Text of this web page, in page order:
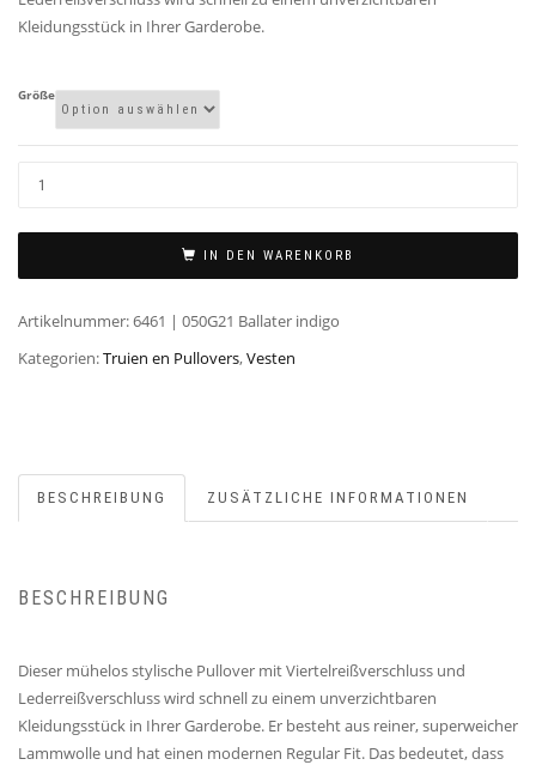
Kleidungsstück in Ihrer Garderobe.
Größe
IN DEN WARENKORB
Artikelnummer:6461 | 050G21 Ballater indigo
Kategorien:Truien en Pullovers,Vesten
BESCHREIBUNG ZUSÄTZLICHE INFORMATIONEN
BESCHREIBUNG
Dieser mühelos stylische Pullover mit Viertelreißverschluss und
Lederreißverschluss wird schnell zu einem unverzichtbaren
Kleidungsstück in Ihrer Garderobe. Er besteht aus reiner, superweicher
Lammwolle und hat einen modernen Regular Fit. Das bedeutet, dass